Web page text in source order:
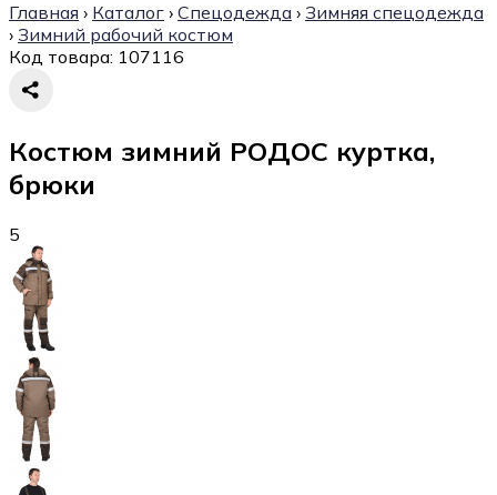
Главная › Каталог › Спецодежда › Зимняя спецодежда
› Зимний рабочий костюм
Код товара: 107116
Костюм зимний РОДОС куртка,
брюки
5